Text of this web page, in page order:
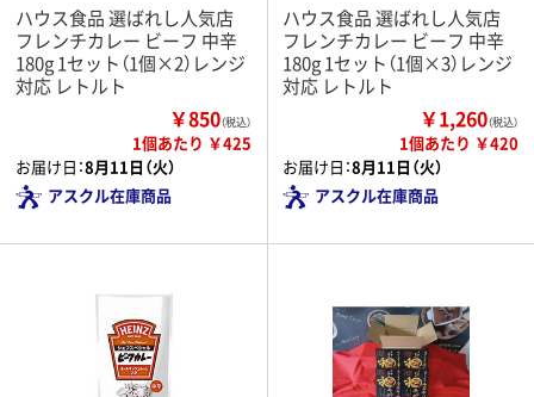
ハウス食品 選ばれし人気店
フレンチカレー ビーフ 中辛
180g 1セット（1個×2）レンジ
対応 レトルト
￥850（税込）
1個あたり ￥425
お届け日：8月11日（火）
アスクル在庫商品
ハウス食品 選ばれし人気店
フレンチカレー ビーフ 中辛
180g 1セット（1個×3）レンジ
対応 レトルト
￥1,260（税込）
1個あたり ￥420
お届け日：8月11日（火）
アスクル在庫商品